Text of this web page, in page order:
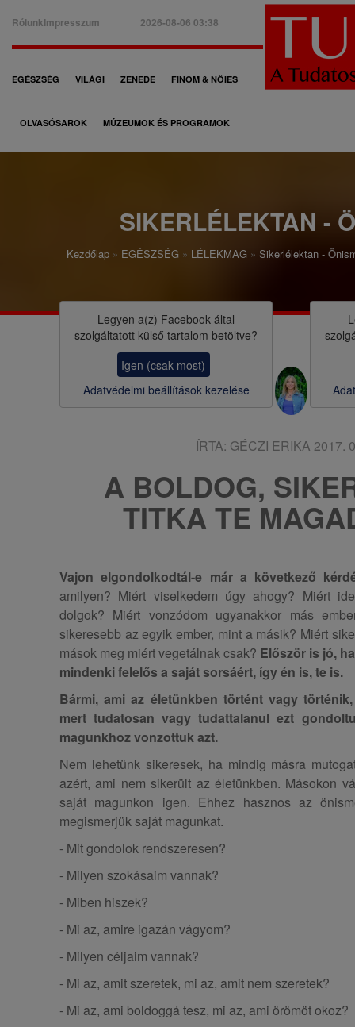
B
a
e
n
RólunkImpresszum 2026-08-06 03:38
F
ő
i
EGÉSZSÉG VILÁGI ZENEDE FINOM & NŐIES
OLVASÓSAROK MÚZEUMOK ÉS PROGRAMOK
SIKERLÉLEKTAN -
o
Kezdőlap EGÉSZSÉG LÉLEKMAG Sikerlélektan -
Legyen a(z) Facebook által
szolgáltatott külső tartalom betöltve?
Igen (csak most)
Adatvédelmi beállítások kezelése
ÍRTA: GÉCZI ERIKA 2017.
A BOLDOG,
TITKA TE
Vajon elgondolkodtál-e már a következő
amilyen? Miért viselkedem úgy ahogy? Miért
dolgok? Miért vonzódom ugyanakkor más
sikeresebb az egyik ember, mint a másik? Miért
mások meg miért vegetálnak csak? Először is jó,
mindenki felelős a saját sorsáért, így én is, te is.
Bármi, ami az életünkben történt vagy
mert tudatosan vagy tudattalanul ezt
magunkhoz vonzottuk azt.
Nem lehetünk sikeresek, ha mindig másra
azért, ami nem sikerült az életünkben. Másokon
saját magunkon igen. Ehhez hasznos az
megismerjük saját magunkat.
- Mit gondolok rendszeresen?
- Milyen szokásaim vannak?
- Miben hiszek?
- Mi az, amire igazán vágyom?
- Milyen céljaim vannak?
- Mi az, amit szeretek, mi az, amit nem szeretek?
- Mi az, ami boldoggá tesz, mi az, ami örömöt okoz?